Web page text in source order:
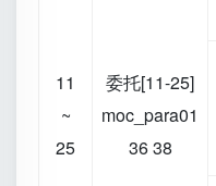
11
~
25
委托[11-25]
moc_para01
36 38